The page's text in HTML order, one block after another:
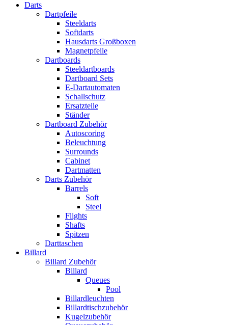
Darts
Dartpfeile
Steeldarts
Softdarts
Hausdarts Großboxen
Magnetpfeile
Dartboards
Steeldartboards
Dartboard Sets
E-Dartautomaten
Schallschutz
Ersatzteile
Ständer
Dartboard Zubehör
Autoscoring
Beleuchtung
Surrounds
Cabinet
Dartmatten
Darts Zubehör
Barrels
Soft
Steel
Flights
Shafts
Spitzen
Darttaschen
Billard
Billard Zubehör
Billard
Queues
Pool
Billardleuchten
Billardtischzubehör
Kugelzubehör